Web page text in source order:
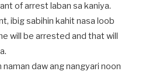
of arrest laban sa kaniya.
ibig sabihin kahit nasa loob
will be arrested and that will
daw ang nangyari noon